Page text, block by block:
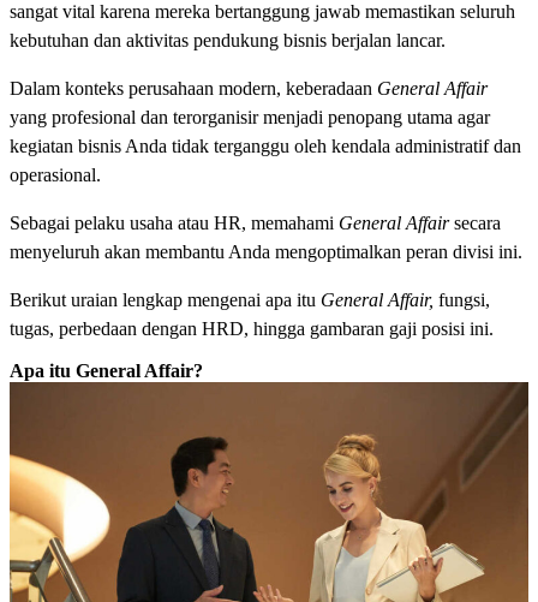
sangat vital karena mereka bertanggung jawab memastikan seluruh
kebutuhan dan aktivitas pendukung bisnis berjalan lancar.
Dalam konteks perusahaan modern, keberadaan General Affair
yang profesional dan terorganisir menjadi penopang utama agar
kegiatan bisnis Anda tidak terganggu oleh kendala administratif dan
operasional.
Sebagai pelaku usaha atau HR, memahami General Affairsecara
menyeluruh akan membantu Anda mengoptimalkan peran divisi ini.
Berikut uraian lengkap mengenai apa itu General Affair, fungsi,
tugas, perbedaan dengan HRD, hingga gambaran gaji posisi ini.
Apa itu General Affair?